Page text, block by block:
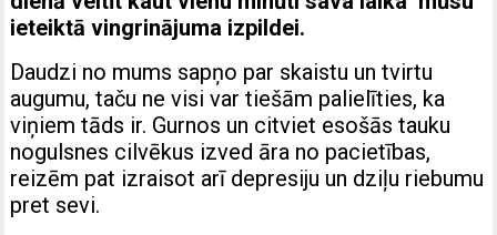
ieteiktā vingrinājuma izpildei.
Daudzi no mums sapņo par skaistu un tvirtu
augumu, taču ne visi var tiešām palielīties, ka
viņiem tāds ir. Gurnos un citviet esošās tauku
nogulsnes cilvēkus izved āra no pacietības,
reizēm pat izraisot arī depresiju un dziļu riebumu
pret sevi.